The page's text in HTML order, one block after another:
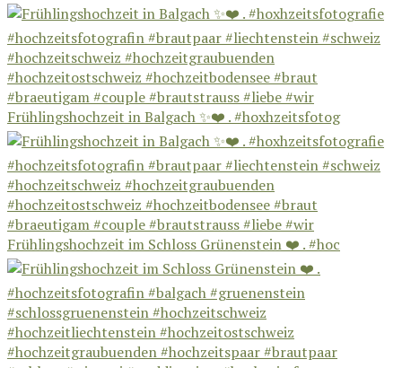
Frühlingshochzeit in Balgach ✨❤️ . #hoxhzeitsfotog
Frühlingshochzeit im Schloss Grünenstein ❤️ . #hoc